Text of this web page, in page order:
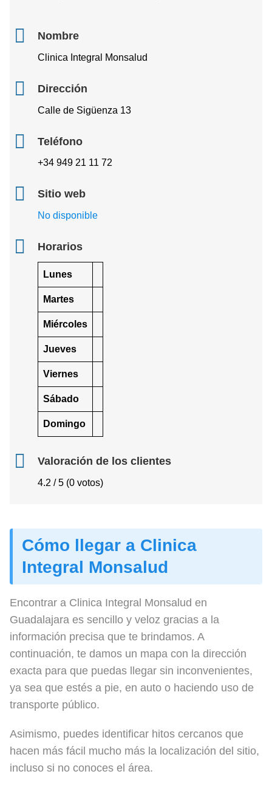
Nombre
Clinica Integral Monsalud
Dirección
Calle de Sigüenza 13
Teléfono
+34 949 21 11 72
Sitio web
No disponible
Horarios
Lunes
Martes
Miércoles
Jueves
Viernes
Sábado
Domingo
Valoración de los clientes
4.2 / 5 (0 votos)
Cómo llegar a Clinica
Integral Monsalud
Encontrar a Clinica Integral Monsalud en
Guadalajara es sencillo y veloz gracias a la
información precisa que te brindamos. A
continuación, te damos un mapa con la dirección
exacta para que puedas llegar sin inconvenientes,
ya sea que estés a pie, en auto o haciendo uso de
transporte público.
Asimismo, puedes identificar hitos cercanos que
hacen más fácil mucho más la localización del sitio,
incluso si no conoces el área.